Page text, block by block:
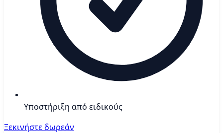
Υποστήριξη από ειδικούς
Ξεκινήστε δωρεάν